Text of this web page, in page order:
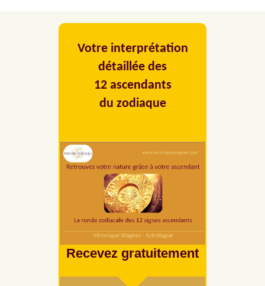
Votre interprétation
détaillée des
12 ascendants
du zodiaque
Recevez gratuitement